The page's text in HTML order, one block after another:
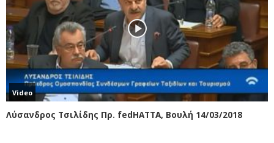
Video
Λύσανδρος Τσιλίδης Πρ. fedHATTA, Βουλή 14/03/2018